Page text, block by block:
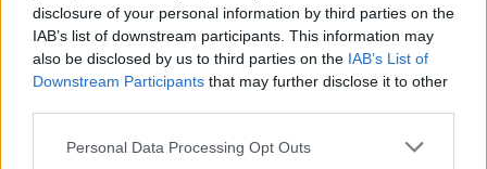
disclosure of your personal information by third parties on the
IAB’s list of downstream participants. This information may
also be disclosed by us to third parties on the IAB’s List of
Downstream Participants that may further disclose it to other
Personal Data Processing Opt Outs
Othep
Forum Moderator
Team Farmerama HU